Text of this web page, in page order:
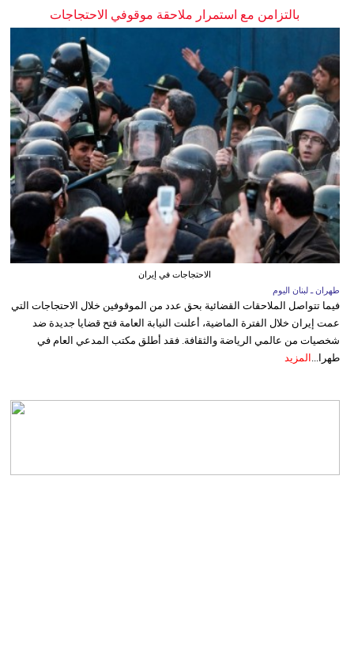
بالتزامن مع استمرار ملاحقة موقوفي الاحتجاجات
الاحتجاجات في إيران
طهران ـ لبنان اليوم
فيما تتواصل الملاحقات القضائية بحق عدد من الموقوفين خلال الاحتجاجات التي
عمت إيران خلال الفترة الماضية، أعلنت النيابة العامة فتح قضايا جديدة ضد
شخصيات من عالمي الرياضة والثقافة. فقد أطلق مكتب المدعي العام في
طهرا... المزيد